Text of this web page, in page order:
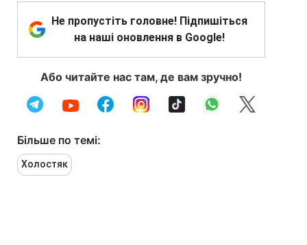
Не пропустіть головне! Підпишіться
на наші оновлення в Google!
Або читайте нас там, де вам зручно!
Більше по темі:
Холостяк